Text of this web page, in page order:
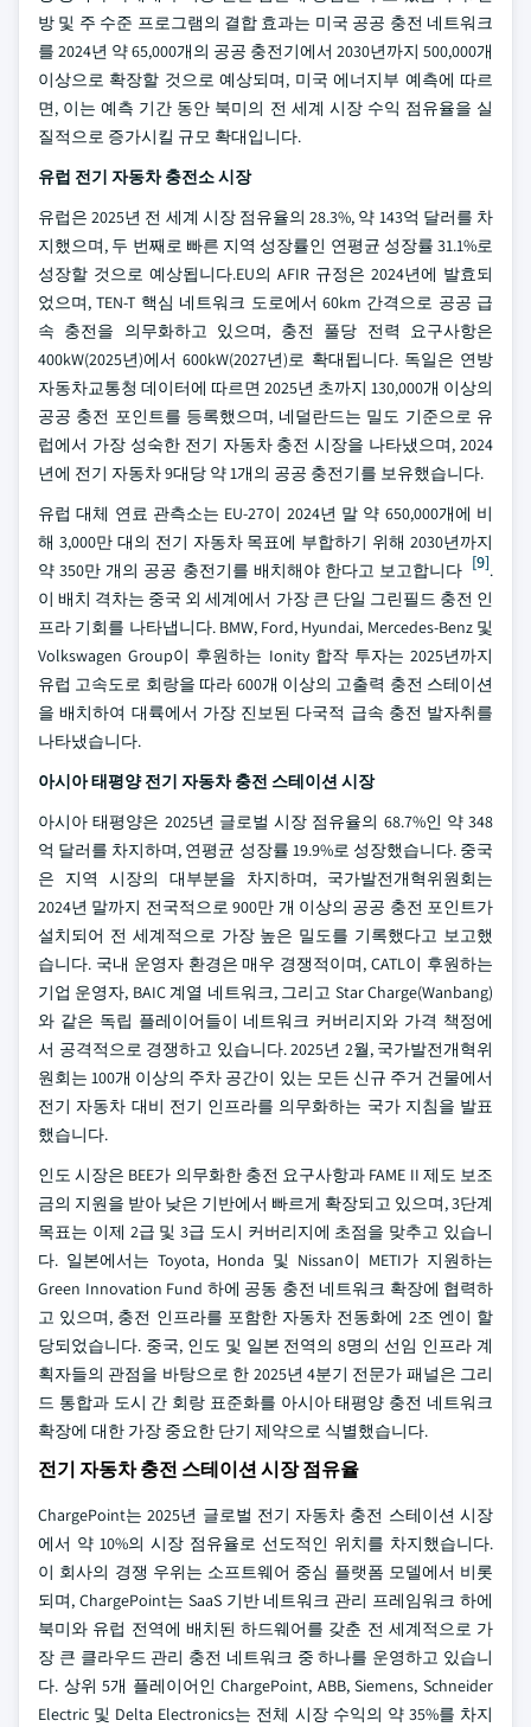
방 및 주 수준 프로그램의 결합 효과는 미국 공공 충전 네트워크
를 2024년 약 65,000개의 공공 충전기에서 2030년까지 500,000개
이상으로 확장할 것으로 예상되며, 미국 에너지부 예측에 따르
면, 이는 예측 기간 동안 북미의 전 세계 시장 수익 점유율을 실
질적으로 증가시킬 규모 확대입니다.
유럽 전기 자동차 충전소 시장
유럽은 2025년 전 세계 시장 점유율의 28.3%, 약 143억 달러를 차
지했으며, 두 번째로 빠른 지역 성장률인 연평균 성장률 31.1%로
성장할 것으로 예상됩니다.EU의 AFIR 규정은 2024년에 발효되
었으며, TEN-T 핵심 네트워크 도로에서 60km 간격으로 공공 급
속 충전을 의무화하고 있으며, 충전 풀당 전력 요구사항은
400kW(2025년)에서 600kW(2027년)로 확대됩니다. 독일은 연방
자동차교통청 데이터에 따르면 2025년 초까지 130,000개 이상의
공공 충전 포인트를 등록했으며, 네덜란드는 밀도 기준으로 유
럽에서 가장 성숙한 전기 자동차 충전 시장을 나타냈으며, 2024
년에 전기 자동차 9대당 약 1개의 공공 충전기를 보유했습니다.
유럽 대체 연료 관측소는 EU-27이 2024년 말 약 650,000개에 비
해 3,000만 대의 전기 자동차 목표에 부합하기 위해 2030년까지
약 350만 개의 공공 충전기를 배치해야 한다고 보고합니다 [9].
이 배치 격차는 중국 외 세계에서 가장 큰 단일 그린필드 충전 인
프라 기회를 나타냅니다. BMW, Ford, Hyundai, Mercedes-Benz 및
Volkswagen Group이 후원하는 Ionity 합작 투자는 2025년까지
유럽 고속도로 회랑을 따라 600개 이상의 고출력 충전 스테이션
을 배치하여 대륙에서 가장 진보된 다국적 급속 충전 발자취를
나타냈습니다.
아시아 태평양 전기 자동차 충전 스테이션 시장
아시아 태평양은 2025년 글로벌 시장 점유율의 68.7%인 약 348
억 달러를 차지하며, 연평균 성장률 19.9%로 성장했습니다. 중국
은 지역 시장의 대부분을 차지하며, 국가발전개혁위원회는
2024년 말까지 전국적으로 900만 개 이상의 공공 충전 포인트가
설치되어 전 세계적으로 가장 높은 밀도를 기록했다고 보고했
습니다. 국내 운영자 환경은 매우 경쟁적이며, CATL이 후원하는
기업 운영자, BAIC 계열 네트워크, 그리고 Star Charge(Wanbang)
와 같은 독립 플레이어들이 네트워크 커버리지와 가격 책정에
서 공격적으로 경쟁하고 있습니다. 2025년 2월, 국가발전개혁위
원회는 100개 이상의 주차 공간이 있는 모든 신규 주거 건물에서
전기 자동차 대비 전기 인프라를 의무화하는 국가 지침을 발표
했습니다.
인도 시장은 BEE가 의무화한 충전 요구사항과 FAME II 제도 보조
금의 지원을 받아 낮은 기반에서 빠르게 확장되고 있으며, 3단계
목표는 이제 2급 및 3급 도시 커버리지에 초점을 맞추고 있습니
다. 일본에서는 Toyota, Honda 및 Nissan이 METI가 지원하는
Green Innovation Fund 하에 공동 충전 네트워크 확장에 협력하
고 있으며, 충전 인프라를 포함한 자동차 전동화에 2조 엔이 할
당되었습니다. 중국, 인도 및 일본 전역의 8명의 선임 인프라 계
획자들의 관점을 바탕으로 한 2025년 4분기 전문가 패널은 그리
드 통합과 도시 간 회랑 표준화를 아시아 태평양 충전 네트워크
확장에 대한 가장 중요한 단기 제약으로 식별했습니다.
전기 자동차 충전 스테이션 시장 점유율
ChargePoint는 2025년 글로벌 전기 자동차 충전 스테이션 시장
에서 약 10%의 시장 점유율로 선도적인 위치를 차지했습니다.
이 회사의 경쟁 우위는 소프트웨어 중심 플랫폼 모델에서 비롯
되며, ChargePoint는 SaaS 기반 네트워크 관리 프레임워크 하에
북미와 유럽 전역에 배치된 하드웨어를 갖춘 전 세계적으로 가
장 큰 클라우드 관리 충전 네트워크 중 하나를 운영하고 있습니
다. 상위 5개 플레이어인 ChargePoint, ABB, Siemens, Schneider
Electric 및 Delta Electronics는 전체 시장 수익의 약 35%를 차지